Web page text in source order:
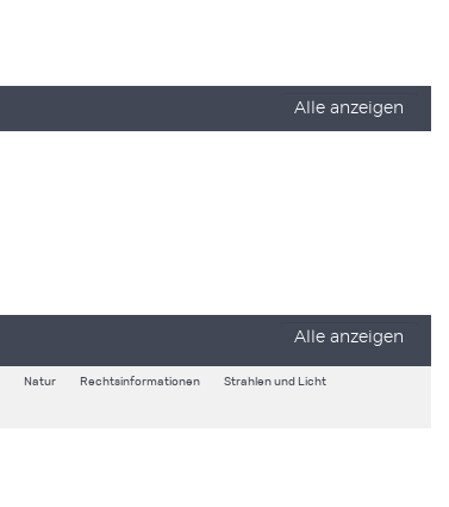
Alle anzeigen
Alle anzeigen
Natur Rechtsinformationen Strahlen und Licht